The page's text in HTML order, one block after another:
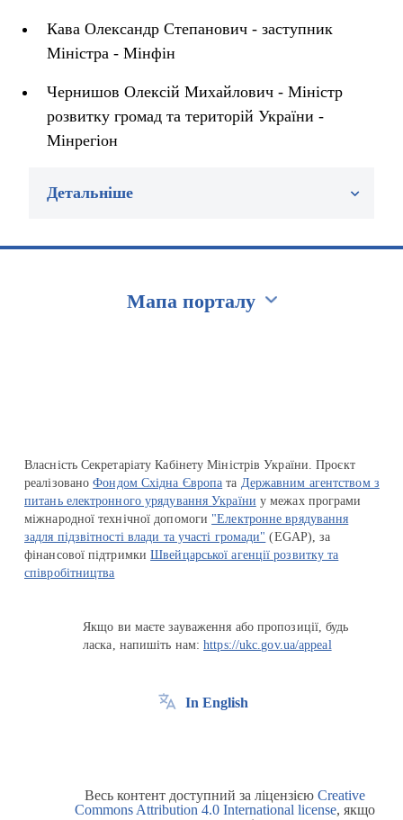
Кава Олександр Степанович - заступник
Міністра - Мінфін
Чернишов Олексій Михайлович - Міністр
розвитку громад та територій України -
Мінрегіон
Детальніше
Мапа порталу
Власність Секретаріату Кабінету Міністрів України. Проєкт
реалізованоФондом Східна Європа та Державним агентством з
питань електронного урядування України у межах програми
міжнародної технічної допомоги "Електронне врядування
задля підзвітності влади та участі громади" (EGAP), за
фінансової підтримкиШвейцарської агенції розвитку та
співробітництва
Якщо ви маєте зауваження або пропозиції, будь
ласка, напишіть нам:https://ukc.gov.ua/appeal
In English
Весь контент доступний за ліцензією Creative
Commons Attribution 4.0 International license, якщо